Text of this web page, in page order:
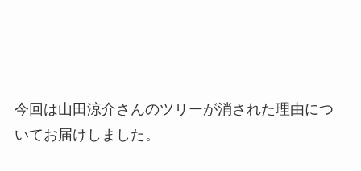
今回は山田涼介さんのツリーが消された理由につ
いてお届けしました。